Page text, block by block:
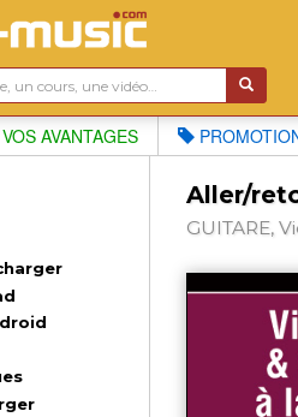
VOS AVANTAGES
Aller/
GUITARE,